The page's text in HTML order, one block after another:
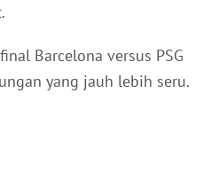
Barcelona versus PSG
yang jauh lebih seru.